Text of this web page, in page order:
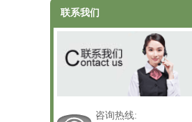
联系我们
咨询热线: